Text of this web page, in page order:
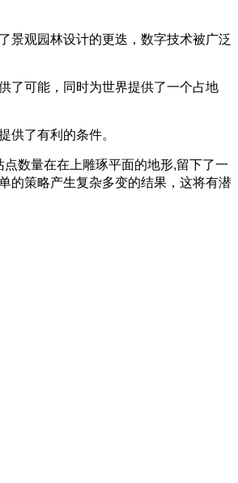
观园林设计的更迭，数字技术被广泛
了可能，同时为世界提供了一个占地
了有利的条件。
数量在在上雕琢平面的地形,留下了一
的策略产生复杂多变的结果，这将有潜